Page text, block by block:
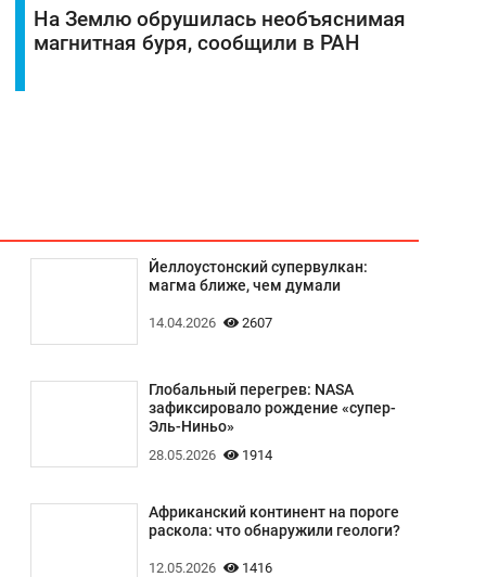
На Землю обрушилась необъяснимая
магнитная буря, сообщили в РАН
Йеллоустонский супервулкан:
магма ближе, чем думали
14.04.2026 2607
Глобальный перегрев: NASA
зафиксировало рождение «супер-
Эль-Ниньо»
28.05.2026 1914
Африканский континент на пороге
раскола: что обнаружили геологи?
12.05.2026 1416